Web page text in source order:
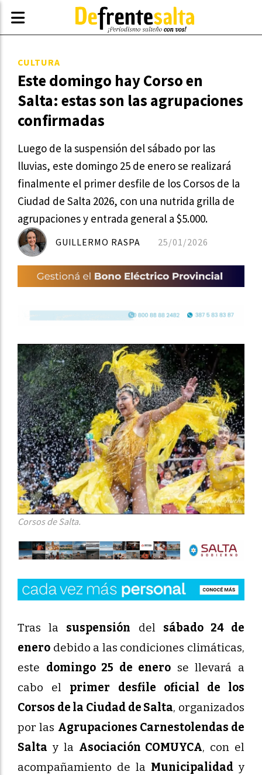
Este domingo hay Corso en
Salta: estas son las agrupaciones
confirmadas
Luego de la suspensión del sábado por las
lluvias, este domingo 25 de enero se realizará
finalmente el primer desfile de los Corsos de la
Ciudad de Salta 2026, con una nutrida grilla de
agrupaciones y entrada general a $5.000.
CULTURA
25/01/2026
GUILLERMO RASPA
Corsos de Salta.
Tras la suspensión del sábado 24 de
enero debido a las condiciones climáticas,
este domingo 25 de enero se llevará a
cabo el primer desfile oficial de los
Corsos de la Ciudad de Salta, organizados
por las Agrupaciones Carnestolendas de
Salta y la Asociación COMUYCA, con el
acompañamiento de la Municipalidad y